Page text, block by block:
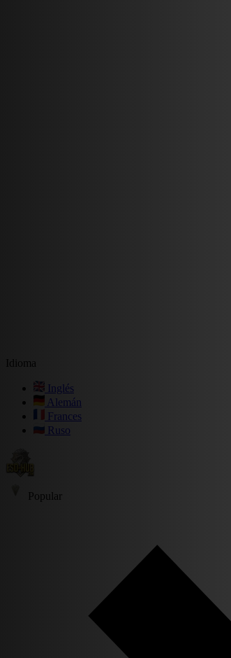
Idioma
Inglés
Alemán
Frances
Ruso
Popular